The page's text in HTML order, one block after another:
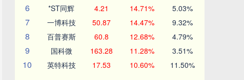
6 *ST同辉 4.21 14.71% 5.03%
7 一博科技 50.87 14.47% 9.32%
8 百普赛斯 60.8 12.68% 4.79%
9 国科微 163.28 11.28% 3.51%
10 英特科技 17.53 10.60% 11.50%